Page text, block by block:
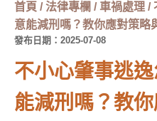
首頁 /法律專欄 / 車禍處理 /
意能減刑嗎？教你應對策略
發布日期：2025-07-08
不小心肇事逃
能減刑嗎？教